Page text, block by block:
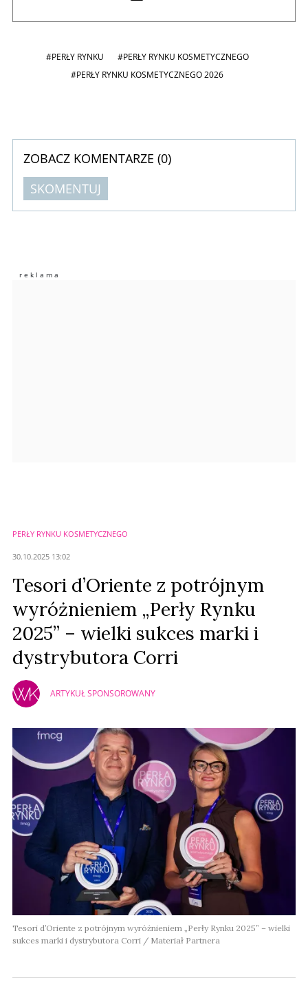
#PERŁY RYNKU
#PERŁY RYNKU KOSMETYCZNEGO
#PERŁY RYNKU KOSMETYCZNEGO 2026
ZOBACZ KOMENTARZE (0)
SKOMENTUJ
Imię (Wymagane)
PERŁY RYNKU KOSMETYCZNEGO
30.10.2025 13:02
Tesori d’Oriente z potrójnym
wyróżnieniem „Perły Rynku
2025” – wielki sukces marki i
dystrybutora Corri
ARTYKUŁ SPONSOROWANY
Tesori d’Oriente z potrójnym wyróżnieniem „Perły Rynku 2025” – wielki
sukces marki i dystrybutora Corri / Materiał Partnera